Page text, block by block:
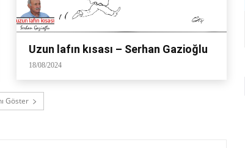
Uzun lafın kısası – Serhan Gazioğlu
18/08/2024
Göster